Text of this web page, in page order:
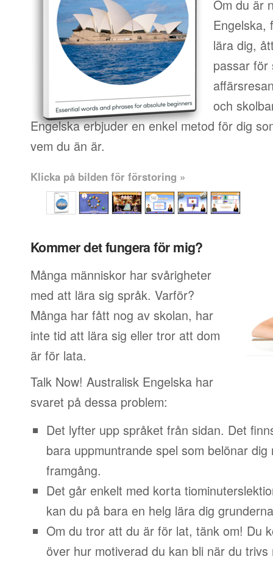
Om du är
Engelska,
lära dig,
passar för
och
Engelska erbjuder en enkel metod för dig
vem du än är.
Klicka på bilden för förstoring »
Kommer det fungera för mig?
Många människor har svårigheter
med att lära sig språk. Varför?
Många har fått nog av skolan, har
inte tid att lära sig eller tror att dom
är för lata.
Talk Now! Australisk Engelska har
svaret på dessa problem:
Det lyfter upp språket från sidan. Det
bara uppmuntrande spel som belönar
framgång.
Det går enkelt med korta
kan du på bara en helg lära dig
Om du tror att du är för lat, tänk om! Du
över hur motiverad du kan bli när du trivs